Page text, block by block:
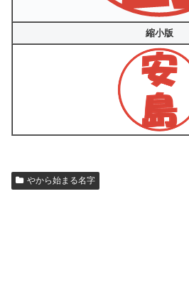
縮小版
やから始まる名字